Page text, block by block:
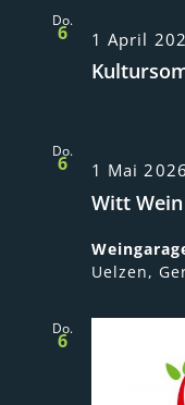
Do.
6 1 April
Do.
6 1 Mai 2026
Witt
Uelzen,
Do.
6